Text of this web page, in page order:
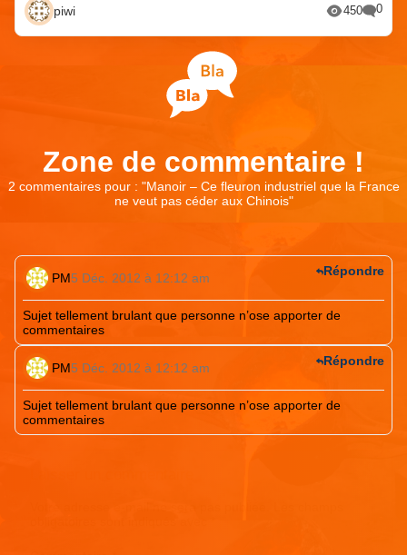
piwi 450 0
Zone de commentaire !
2 commentaires pour : "Manoir – Ce fleuron industriel que la France
ne veut pas céder aux Chinois"
PM5 Déc. 2012 à 12:12 am
Sujet tellement brulant que personne n’ose apporter de
commentaires
Répondre
PM5 Déc. 2012 à 12:12 am
Sujet tellement brulant que personne n’ose apporter de
commentaires
Répondre